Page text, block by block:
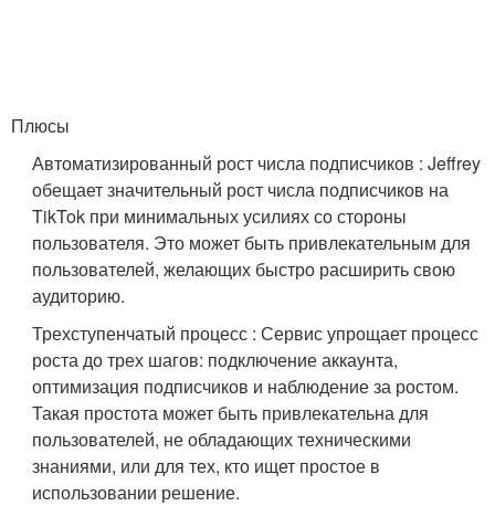
Плюсы
Автоматизированный рост числа подписчиков : Jeffrey
обещает значительный рост числа подписчиков на
TikTok при минимальных усилиях со стороны
пользователя. Это может быть привлекательным для
пользователей, желающих быстро расширить свою
аудиторию.
Трехступенчатый процесс : Сервис упрощает процесс
роста до трех шагов: подключение аккаунта,
оптимизация подписчиков и наблюдение за ростом.
Такая простота может быть привлекательна для
пользователей, не обладающих техническими
знаниями, или для тех, кто ищет простое в
использовании решение.